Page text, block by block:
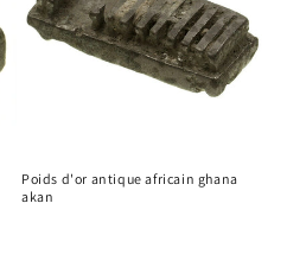
Poids d'or antique africain ghana
akan